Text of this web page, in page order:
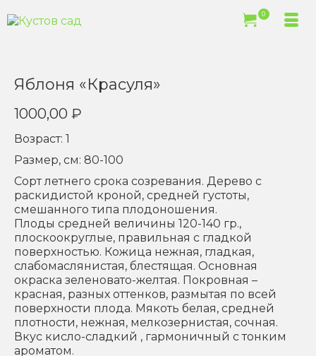
0
Яблоня «Красуля»
1000,00 ₽
Возраст: 1
Размер, см: 80-100
Сорт летнего срока созревания. Дерево с
раскидистой кроной, средней густоты,
смешанного типа плодоношения.
Плоды средней величины 120-140 гр.,
плоскоокруглые, правильная с гладкой
поверхностью. Кожица нежная, гладкая,
слабомаслянистая, блестящая. Основная
окраска зеленовато-желтая. Покровная –
красная, разных оттенков, размытая по всей
поверхности плода. Мякоть белая, средней
плотности, нежная, мелкозернистая, сочная.
Вкус кисло-сладкий , гармоничный с тонким
ароматом.